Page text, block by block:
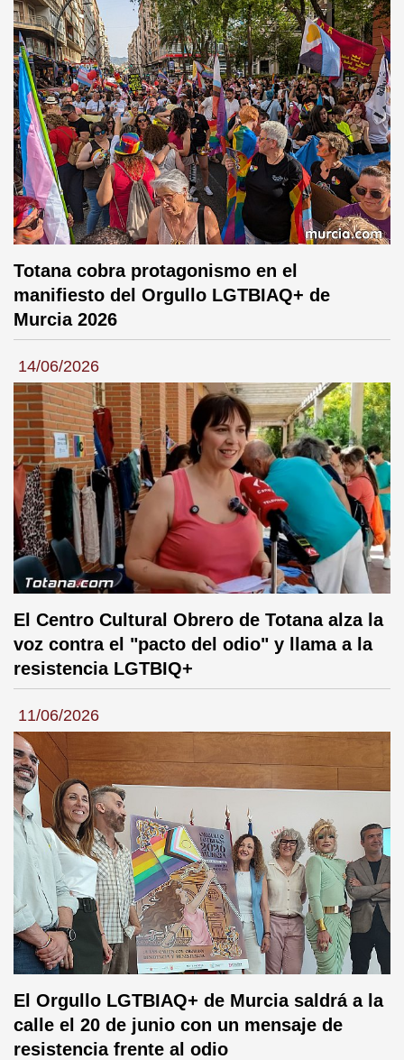
Totana cobra protagonismo en el
manifiesto del Orgullo LGTBIAQ+ de
Murcia 2026
14/06/2026
El Centro Cultural Obrero de Totana alza la
voz contra el "pacto del odio" y llama a la
resistencia LGTBIQ+
11/06/2026
El Orgullo LGTBIAQ+ de Murcia saldrá a la
calle el 20 de junio con un mensaje de
resistencia frente al odio